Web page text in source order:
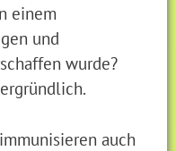
einem
und
wurde?
auch